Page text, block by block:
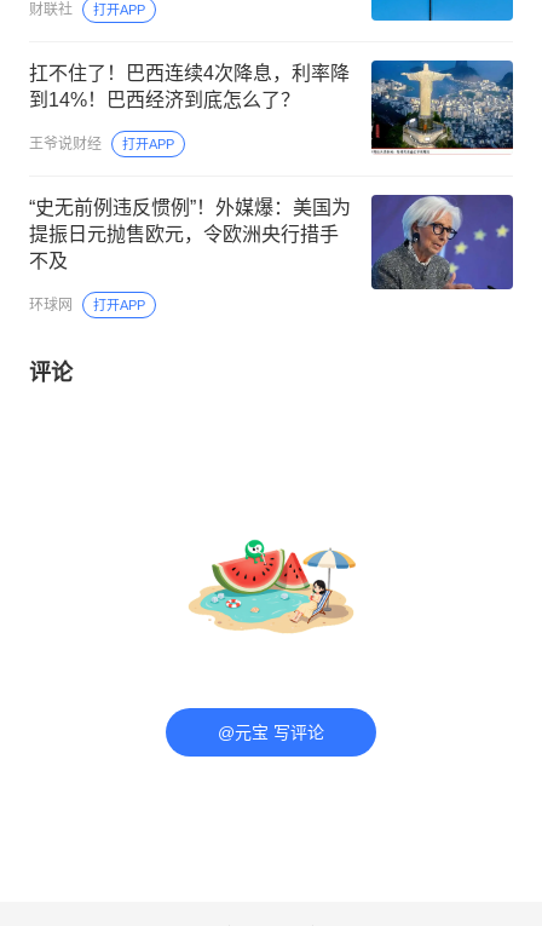
财联社 打开APP
扛不住了！巴西连续4次降息，利率降
到14%！巴西经济到底怎么了？
王爷说财经 打开APP
“史无前例违反惯例”！外媒爆：美国为
提振日元抛售欧元，令欧洲央行措手
不及
环球网 打开APP
评论
@元宝 写评论